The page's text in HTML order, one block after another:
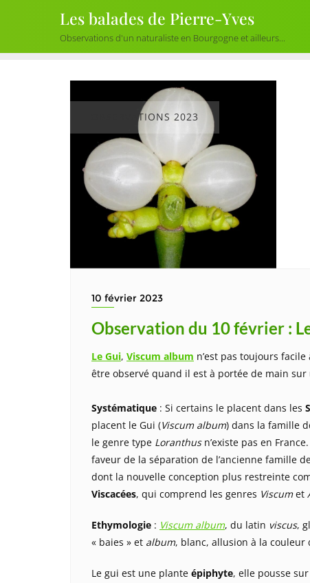
Les balades de Pierre-Yves
Observations d'un naturaliste en Bourgogne et ailleurs...
OBSERVATIONS 2023
10 février 2023
Observation du 10 février :
Le Gui, Viscum album n’est pas toujours
être observé quand il est à portée de main sur
Systématique : Si certains le placent dans les
placent le Gui (Viscum album) dans la famille
le genre type Loranthusn’existe pas en
faveur de la séparation de l’ancienne famille
dont la nouvelle conception plus restreinte
Viscacées, qui comprend les genres Viscumet
Ethymologie : Viscum album, du latin viscus,
« baies » et album, blanc, allusion à la couleur
Le gui est une plante épiphyte, elle pousse